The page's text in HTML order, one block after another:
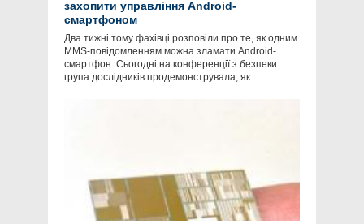
захопити управління Android-
смартфоном
Два тижні тому фахівці розповіли про те, як одним
MMS-повідомленням можна зламати Android-
смартфон. Сьогодні на конференції з безпеки
група дослідників продемонструвала, як